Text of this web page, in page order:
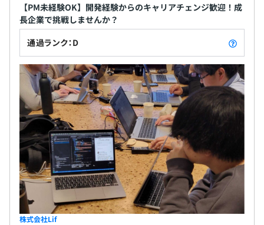
【社内メンバー紹介】
■ベテランエンジニア（開発経験23年）
開発歴23年のベテランエンジニアで、.NETおよびJavaを
用いた業務システム・基幹システムの構築を得意としてい
ます。
大規模な既存システムのリプレイスや保守開発も数多く手
がけており、堅実で丁寧な設計・実装に定評があります。
マネジメントよりも現場でコードを書くことに強いこだわ
りを持つ“生粋の技術者”で、
常に開発現場の最前線に立ち続けています。
後進の育成にも前向きで、社内勉強会やレビューでも頼り
にされる存在です。
【PM未経験OK】開発経験からのキャリアチェンジ歓迎！成
長企業で挑戦しませんか？
通過ランク：D
株式会社Lif